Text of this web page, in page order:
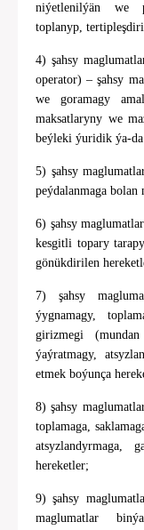
niýetlenilýän we
toplanyp,
4) şahsy
operator) – şahsy
we goramagy
maksatlaryny we
beýleki ýuridik ýa-
5) şahsy
peýdalanmaga
6) şahsy
kesgitli topary
gönükdirilen
7) şahsy
ýygnamagy,
girizmegi
ýaýratmagy,
etmek boýunça
8) şahsy
toplamaga,
atsyzlandyrmaga,
hereketler;
9) şahsy
maglumatlar